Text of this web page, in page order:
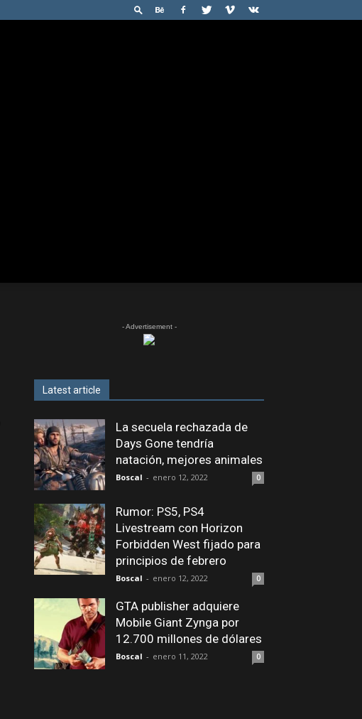
- Advertisement -
Latest article
La secuela rechazada de
Days Gone tendría
natación, mejores animales
Boscal - enero 12, 2022 0
Rumor: PS5, PS4
Livestream con Horizon
Forbidden West fijado para
principios de febrero
Boscal - enero 12, 2022 0
GTA publisher adquiere
Mobile Giant Zynga por
12.700 millones de dólares
Boscal - enero 11, 2022 0